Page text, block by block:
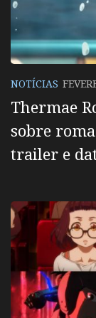
NOTÍCIAS
Thermae
sobre
trailer e